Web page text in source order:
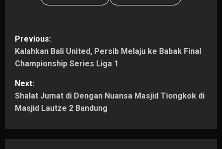
P
o
s
t
a
Previous:
Kalahkan Bali United, Persib Melaju ke Babak Final
Championship Series Liga 1
Next:
Shalat Jumat di Dengan Nuansa Masjid Tiongkok di
Masjid Lautze 2 Bandung